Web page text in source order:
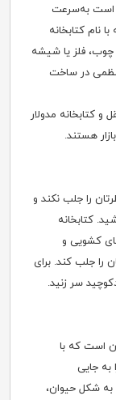
است به‌سرعت
نام کتابخانه
چوب، فلز یا شیشه
در ساخت
و کتابخانه مدولار
هستند.
را جلب نکند و
کتابخانه
کشویی و
را جلب کند. برای
سر زنید.
است که با
به جایی
به شکل حیوان،